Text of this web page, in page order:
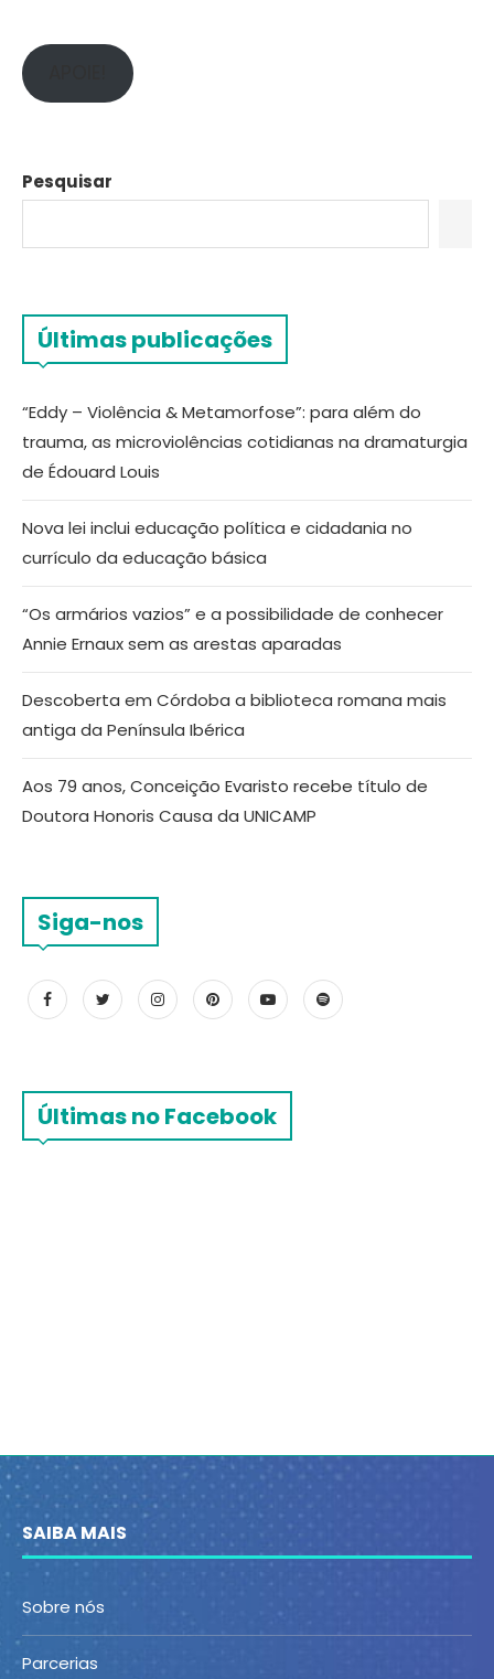
Pesquisar
Últimas publicações
“Eddy – Violência & Metamorfose”: para além do
trauma, as microviolências cotidianas na dramaturgia
de Édouard Louis
Nova lei inclui educação política e cidadania no
currículo da educação básica
“Os armários vazios” e a possibilidade de conhecer
Annie Ernaux sem as arestas aparadas
Descoberta em Córdoba a biblioteca romana mais
antiga da Península Ibérica
Aos 79 anos, Conceição Evaristo recebe título de
Doutora Honoris Causa da UNICAMP
Siga-nos
Últimas no Facebook
SAIBA MAIS
Sobre nós
Parcerias